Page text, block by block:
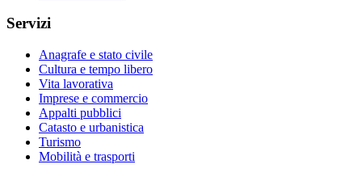
Servizi
Anagrafe e stato civile
Cultura e tempo libero
Vita lavorativa
Imprese e commercio
Appalti pubblici
Catasto e urbanistica
Turismo
Mobilità e trasporti